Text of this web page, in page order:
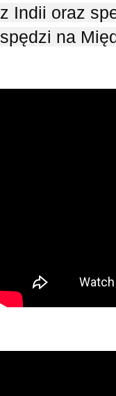
z Indii oraz
spędzi na